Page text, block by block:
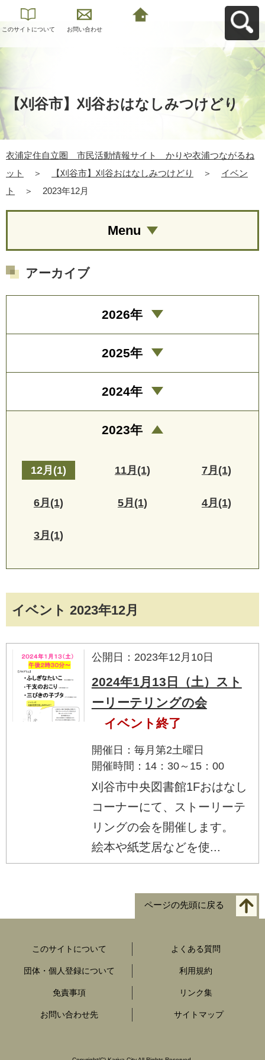
このサイトについて お問い合わせ
【刈谷市】刈谷おはなしみつけどり
衣浦定住自立圏 市民活動情報サイト かりや衣浦つながるね
ット
＞ 【刈谷市】刈谷おはなしみつけどり ＞
イベン
ト
＞ 2023年12月
イベント 2023年12月
公開日：2023年12月10日
2024年1月13日（土）スト
ーリーテリングの会
イベント終了
開催日：毎月第2土曜日
開催時間：14：30～15：00
刈谷市中央図書館1Fおはなし
コーナーにて、ストーリーテ
リングの会を開催します。
絵本や紙芝居などを使...
Menu
アーカイブ
2026年
2025年
2024年
2023年
12月(1) 11月(1) 7月(1)
6月(1) 5月(1) 4月(1)
3月(1)
ページの先頭に戻る
このサイトについて よくある質問
団体・個人登録について 利用規約
免責事項 リンク集
お問い合わせ先 サイトマップ